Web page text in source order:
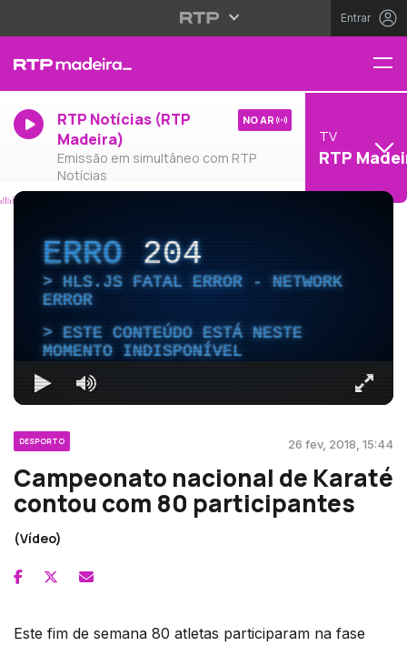
Entrar
RTP Notícias (RTP
Madeira)
Emissão em simultâneo com RTP
Notícias
NO AR
TV
RTP
ERRO204
HLS.JS FATAL ERROR - NETWORK
ERROR
ESTE CONTEÚDO ESTÁ NESTE
MOMENTO INDISPONÍVEL
DESPORTO 26 fev, 2018, 15:44
Campeonato nacional de Karaté
contou com 80 participantes
(Vídeo)
Este fim de semana 80 atletas participaram na fase